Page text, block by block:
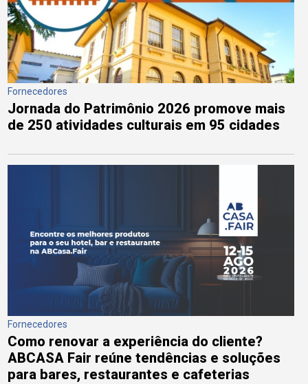
Fornecedores
Jornada do Patrimônio 2026 promove mais
de 250 atividades culturais em 95 cidades
Fornecedores
Como renovar a experiência do cliente?
ABCASA Fair reúne tendências e soluções
para bares, restaurantes e cafeterias